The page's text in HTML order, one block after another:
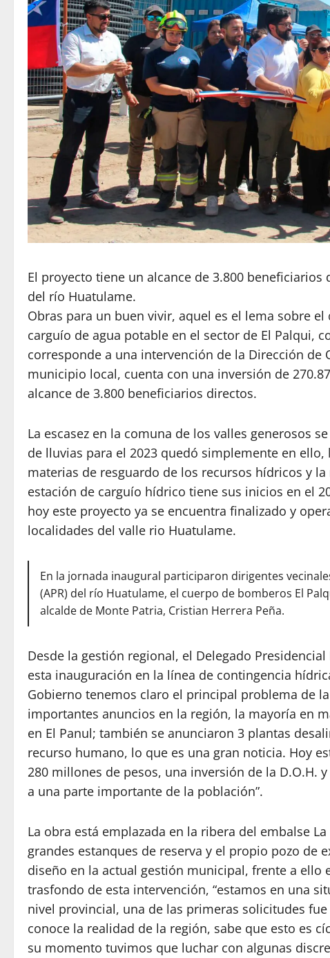
El proyecto tiene un alcance de 3.800
del río Huatulame.
Obras para un buen vivir, aquel es el lema sobre
carguío de agua potable en el sector de El Palqui,
corresponde a una intervención de la Dirección de
municipio local, cuenta con una inversión de
alcance de 3.800 beneficiarios directos.
La escasez en la comuna de los valles generosos
de lluvias para el 2023 quedó simplemente en
materias de resguardo de los recursos hídricos y
estación de carguío hídrico tiene sus inicios en el
hoy este proyecto ya se encuentra finalizado y
localidades del valle rio Huatulame.
En la jornada inaugural participaron dirigentes
(APR) del río Huatulame, el cuerpo de bomberos El
alcalde de Monte Patria, Cristian Herrera Peña.
Desde la gestión regional, el Delegado
esta inauguración en la línea de contingencia
Gobierno tenemos claro el principal problema de
importantes anuncios en la región, la mayoría en
en El Panul; también se anunciaron 3 plantas
recurso humano, lo que es una gran noticia. Hoy
280 millones de pesos, una inversión de la D.O.H.
a una parte importante de la población”.
La obra está emplazada en la ribera del embalse
grandes estanques de reserva y el propio pozo de
diseño en la actual gestión municipal, frente a ello
trasfondo de esta intervención, “estamos en una
nivel provincial, una de las primeras solicitudes
conoce la realidad de la región, sabe que esto es
su momento tuvimos que luchar con algunas